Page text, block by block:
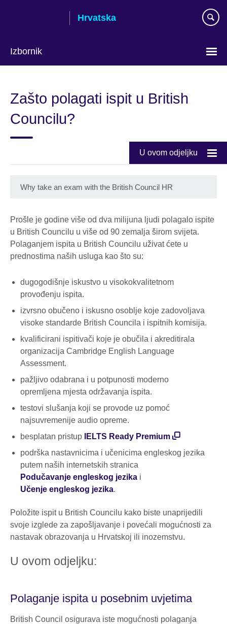
Hrvatska
Izbornik
Zašto polagati ispit u British
Councilu?
U ovom odjeljku
Why take an exam with the British Council HR
Prošle je godine više od dva milijuna ljudi polagalo ispite
u British Councilu u više od 90 zemalja širom svijeta.
Polaganjem ispita u British Councilu uživat ćete u
prednostima naših usluga kao što su:
dugogodišnje iskustvo u visokokvalitetnom
provođenju ispita.
izvrsno obučeno i iskusno osoblje koje zadovoljava
visoke standarde British Councila i ispitnih komisija.
kvalificirani ispitivači koje je obučila i akreditirala
organizacija Cambridge English Language
Assessment.
pažljivo odabrana i u potpunosti moderno
opremljena mjesta održavanja ispita.
testovi slušanja koji se provode uz pomoć
najsuvremenije audio opreme.
besplatan pristup
IELTS Ready Premium
podrška nastavnicima i učenicima engleskog jezika
putem naših internetskih stranica
Podučavanje engleskog jezika i
Učenje engleskog jezika.
Položite ispit u British Councilu kako biste unaprijedili
svoje izglede za zapošljavanje i povećali mogućnosti za
nastavak obrazovanja u Hrvatskoj ili inozemstvu.
U ovom odjeljku:
Polaganje ispita u posebnim uvjetima
British Council osigurava iste mogućnosti polaganja